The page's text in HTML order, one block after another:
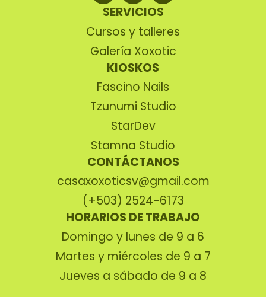
SERVICIOS
Cursos y talleres
Galería Xoxotic
KIOSKOS
Fascino Nails
Tzunumi Studio
StarDev
Stamna Studio
CONTÁCTANOS
casaxoxoticsv@gmail.com
(+503) 2524-6173
HORARIOS DE TRABAJO
Domingo y lunes de 9 a 6
Martes y miércoles de 9 a 7
Jueves a sábado de 9 a 8